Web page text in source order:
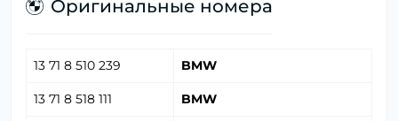
Оригинальные номера
13 71 8 510 239 BMW
13 71 8 518 111 BMW